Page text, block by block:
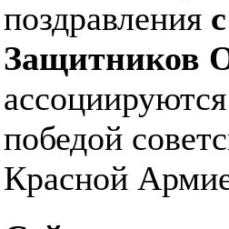
поздравления
Защитников
победой
Красной